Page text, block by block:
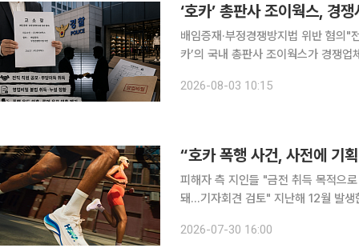
배임증재·부정경쟁방지법 위반 혐의"전직 직원 공
카’의 국내 총판사 조이웍스가 경쟁
취했으며, 관련 직원들은 범행이 발
2026-08-03 10:15
“호카 폭행 사건, 사전에 기
피해자 측 지인들 "금전 취득 목적으
돼…기자회견 검토" 지난해 12월 발생한 스포츠 브랜드 호카(HOKA) 국내 총판사 조이웍스 전 대표
을 목적으로 기획된 사건임을 뒤늦게
2026-07-30 16:00